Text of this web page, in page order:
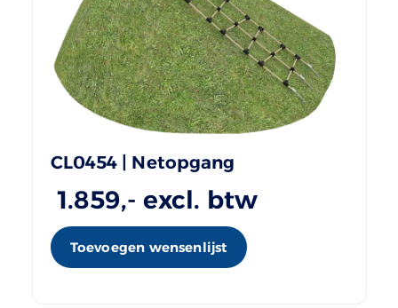
CL0454 | Netopgang
1.859,- excl. btw
Toevoegen wensenlijst